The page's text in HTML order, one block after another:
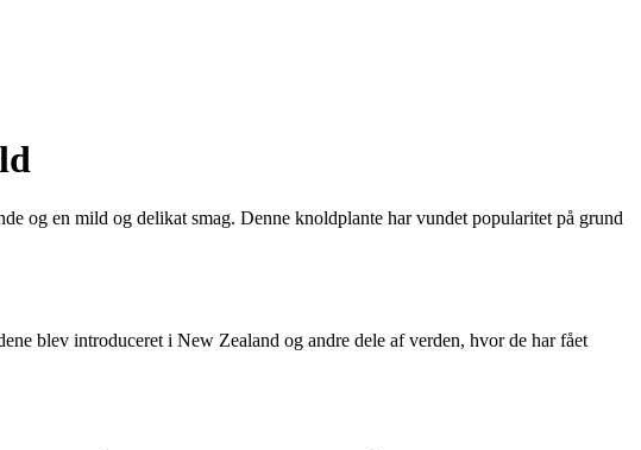
og en mild og delikat smag. Denne knoldplante har vundet popularitet på grund
blev introduceret i New Zealand og andre dele af verden, hvor de har fået